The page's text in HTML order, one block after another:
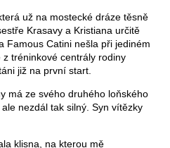
už na mostecké dráze těsně
Krasavy a Kristiana určitě
Famous Catini nešla při jediném
tréninkové centrály rodiny
již na první start.
má ze svého druhého loňského
nezdál tak silný. Syn vítězky
klisna, na kterou mě